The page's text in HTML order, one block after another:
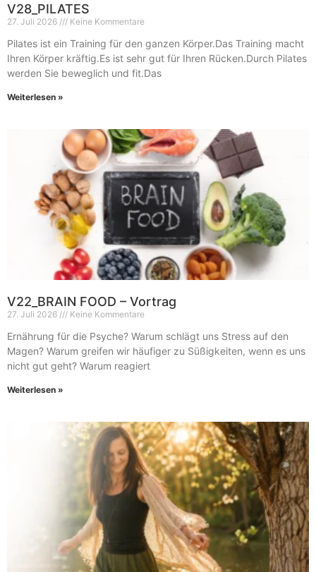
V28_PILATES
27. Juli 2026 Keine Kommentare
Pilates ist ein Training für den ganzen Körper.Das Training macht
Ihren Körper kräftig.Es ist sehr gut für Ihren Rücken.Durch Pilates
werden Sie beweglich und fit.Das
Weiterlesen »
V22_BRAIN FOOD – Vortrag
27. Juli 2026 Keine Kommentare
Ernährung für die Psyche? Warum schlägt uns Stress auf den
Magen? Warum greifen wir häufiger zu Süßigkeiten, wenn es uns
nicht gut geht? Warum reagiert
Weiterlesen »